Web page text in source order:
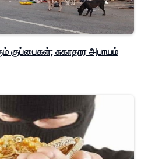
குப்பைகள்; சுகாதார அபாயம்